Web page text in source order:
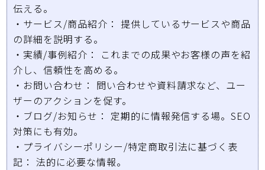
伝える。
・ サービス/商品紹介： 提供しているサービスや商品
の詳細を説明する。
・ 実績/事例紹介：
これまでの成果やお客様の声を紹
介し、信頼性を高める。
・ お問い合わせ： 問い合わせや資料請求など、ユー
ザーのアクションを促す。
・ ブログ/お知らせ： 定期的に情報発信する場。SEO
対策にも有効。
・ プライバシーポリシー/特定商取引法に基づく表
記： 法的に必要な情報。